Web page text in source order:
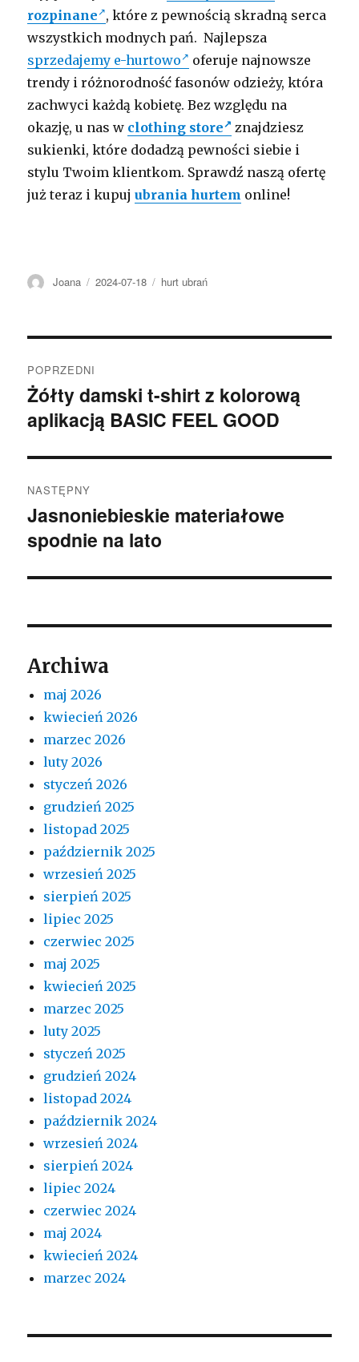
rozpinane , które z pewnością skradną serca
wszystkich modnych pań. Najlepsza
sprzedajemy e-hurtowo
oferuje najnowsze
trendy i różnorodność fasonów odzieży, która
zachwyci każdą kobietę. Bez względu na
okazję, u nas w clothing store
znajdziesz
sukienki, które dodadzą pewności siebie i
stylu Twoim klientkom. Sprawdź naszą ofertę
już teraz i kupujubrania hurtem online!
Autor
Joana Opublikowano
2024-07-18 Kategorie
hurt ubrań
wpisu
POPRZEDNI
Poprzedni
wpis:
Żółty damski t-shirt z kolorową
aplikacją BASIC FEEL GOOD
NASTĘPNY
Następny
wpis:
Jasnoniebieskie materiałowe
spodnie na lato
Archiwa
maj 2026
kwiecień 2026
marzec 2026
luty 2026
styczeń 2026
grudzień 2025
listopad 2025
październik 2025
wrzesień 2025
sierpień 2025
lipiec 2025
czerwiec 2025
maj 2025
kwiecień 2025
marzec 2025
luty 2025
styczeń 2025
grudzień 2024
listopad 2024
październik 2024
wrzesień 2024
sierpień 2024
lipiec 2024
czerwiec 2024
maj 2024
kwiecień 2024
marzec 2024